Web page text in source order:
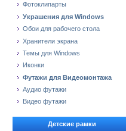
Фотоклипарты
Украшения для Windows
Обои для рабочего стола
Хранители экрана
Темы для Windows
Иконки
Футажи для Видеомонтажа
Аудио футажи
Видео футажи
Детские рамки